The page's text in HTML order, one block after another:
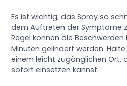
Es ist wichtig, das Spray so
dem Auftreten der Symptome
Regel können die
Minuten gelindert werden.
einem leicht zugänglichen Ort,
sofort einsetzen kannst.